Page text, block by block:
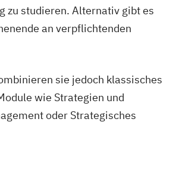
zu studieren. Alternativ gibt es
an verpflichtenden
sie jedoch klassisches
wie Strategien und
oder Strategisches